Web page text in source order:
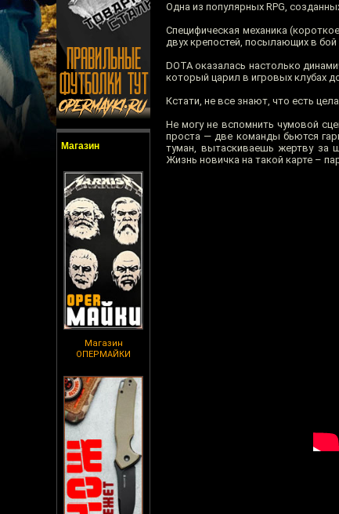
Магазин
Магазин
ОПЕРМАЙКИ
Одна из популярных RPG,
Специфическая механика
двух крепостей, посылающих в
DOTA оказалась настолько
который царил в игровых клубах
Кстати, не все знают, что есть
Не могу не вспомнить чумовой
проста — две команды бьются
туман, вытаскиваешь жертву
Жизнь новичка на такой карте –